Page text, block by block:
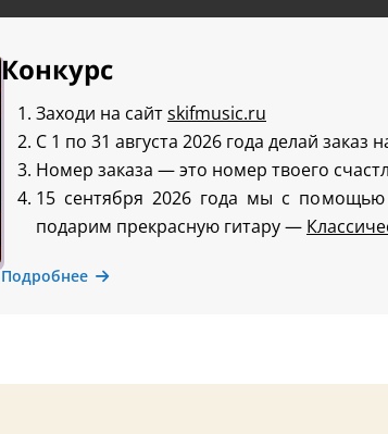
Конкурс
Заходи на сайтskifmusic.ru
С 1 по 31 августа 2026 года делай заказ
Номер заказа — это номер твоего
15 сентября 2026 года мы с
подарим прекрасную гитару —
Подробнее